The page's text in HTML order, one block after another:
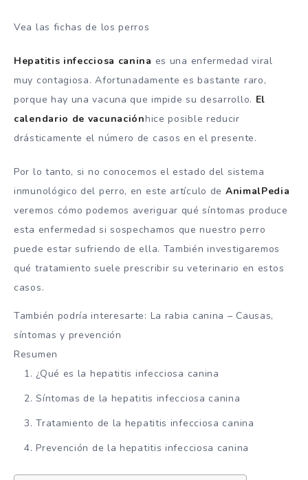
Vea las fichas de los perros
Hepatitis infecciosa canina es una enfermedad viral
muy contagiosa. Afortunadamente es bastante raro,
porque hay una vacuna que impide su desarrollo. El
calendario de vacunaciónhice posible reducir
drásticamente el número de casos en el presente.
Por lo tanto, si no conocemos el estado del sistema
inmunológico del perro, en este artículo de AnimalPedia
veremos cómo podemos averiguar qué síntomas produce
esta enfermedad si sospechamos que nuestro perro
puede estar sufriendo de ella. También investigaremos
qué tratamiento suele prescribir su veterinario en estos
casos.
También podría interesarte: La rabia canina – Causas,
síntomas y prevención
Resumen
¿Qué es la hepatitis infecciosa canina
Síntomas de la hepatitis infecciosa canina
Tratamiento de la hepatitis infecciosa canina
Prevención de la hepatitis infecciosa canina